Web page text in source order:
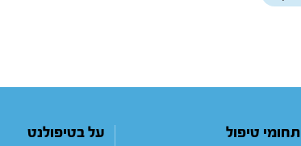
תחומי טיפול על בטיפולנט